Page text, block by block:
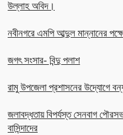
উল্লাহ অবিদ।
নবীনগরে এমপি আব্দুল মান্নানের
জগৎ সংসার- বিন্দু পলাশ
রামু উপজেলা প্রশাসনের উদ্যোগে
জলাবদ্ধতায় বিপর্যস্ত সেনবাগ
বাসিন্দাদের